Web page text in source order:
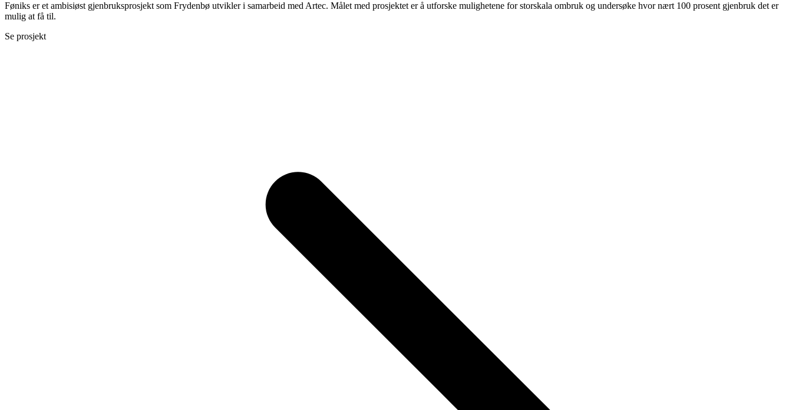
Føniks er et ambisiøst gjenbruksprosjekt som Frydenbø utvikler i samarbeid med Artec. Målet med prosjektet er å utforske mulighetene for storskala ombruk og undersøke hvor nært 100 prosent gjenbruk det er
mulig at få til.
Se prosjekt